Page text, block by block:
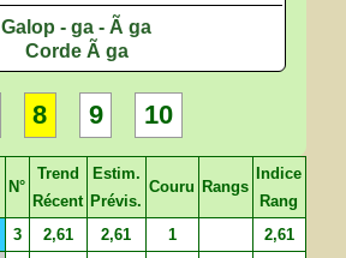
Galop - ga - Ã ga
Corde Ã ga
8 9 10
N°
Trend
Récent
Estim.
Prévis.
Couru Rangs
Indice
Rang
3 2,61 2,61 1 2,61